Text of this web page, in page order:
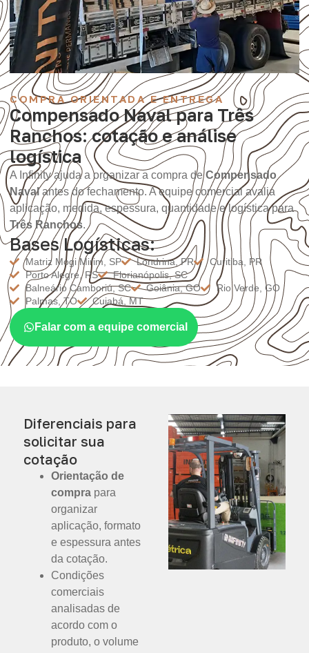
COMPRA ORIENTADA E ENTREGA
Compensado Naval para Três
Ranchos: cotação e análise
logística
A Infinity ajuda a organizar a compra deCompensado
Navalantes do fechamento. A equipe comercial avalia
aplicação, medida, espessura, quantidade e logística para
Três Ranchos.
Bases Logísticas:
Matriz Mogi Mirim, SP Londrina, PR
Curitiba, PR
Porto Alegre, RS
Florianópolis, SC
Balneário Camboriú, SC
Goiânia, GO
Rio Verde, GO
Palmas, TO
Cuiabá, MT
Falar com a equipe comercial
Diferenciais para
solicitar sua
cotação
Orientação de
compra para
organizar
aplicação, formato
e espessura antes
da cotação.
Condições
comerciais
analisadas de
acordo com o
produto, o volume